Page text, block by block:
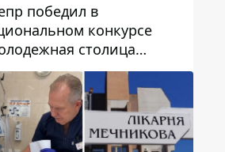
победил в
конкурсе
столица
– 2026"